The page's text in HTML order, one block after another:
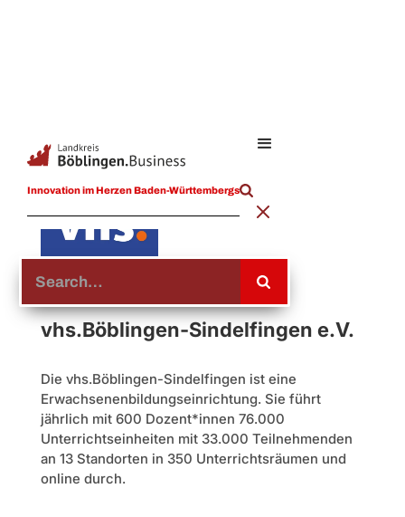
Innovation im Herzen Baden-Württembergs
vhs.Böblingen-Sindelfingen e.V.
Die vhs.Böblingen-Sindelfingen ist eine
Erwachsenenbildungseinrichtung. Sie führt
jährlich mit 600 Dozent*innen 76.000
Unterrichtseinheiten mit 33.000 Teilnehmenden
an 13 Standorten in 350 Unterrichtsräumen und
online durch.